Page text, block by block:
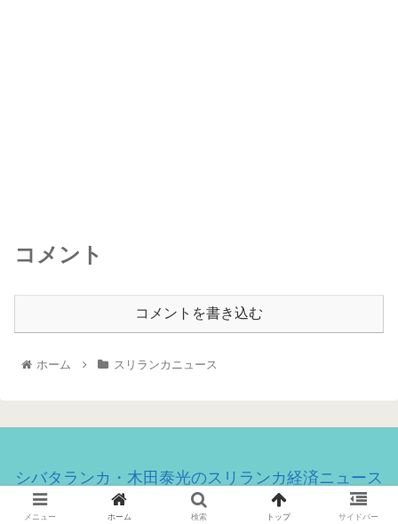
コメント
コメントを書き込む
ホーム スリランカニュース
シバタランカ・木田泰光のスリランカ経済ニュース
© 2020 シバタランカ・木田泰光のスリランカ経済ニュース.
メニュー ホーム 検索 トップ サイドバー